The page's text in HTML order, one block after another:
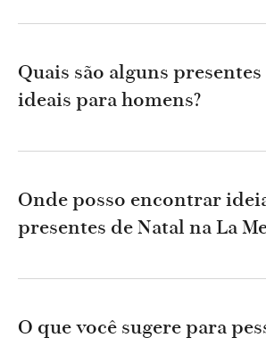
Quais são alguns
ideais para homens?
Onde posso encontrar
presentes de Natal na La
O que você sugere para